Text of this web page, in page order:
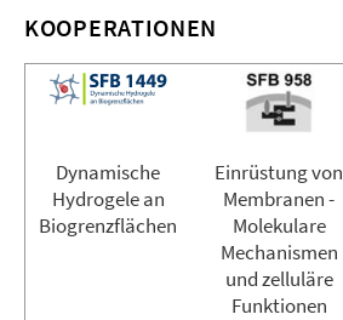
KOOPERATIONEN
Dynamische
Hydrogele an
Biogrenzflächen
Einrüstung von
Membranen -
Molekulare
Mechanismen
und zelluläre
Funktionen